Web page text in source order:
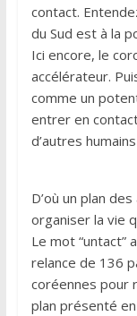
contact.
du Sud est à la
Ici encore, le
accélérateur.
comme un
entrer en
d’autres
D’où un plan
organiser la vie
Le mot “untact”
relance de 136
coréennes pour
plan présenté